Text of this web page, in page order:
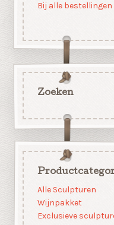
Bij alle
Zoeken
Alle Sculpturen
Wijnpakket
Exclusieve